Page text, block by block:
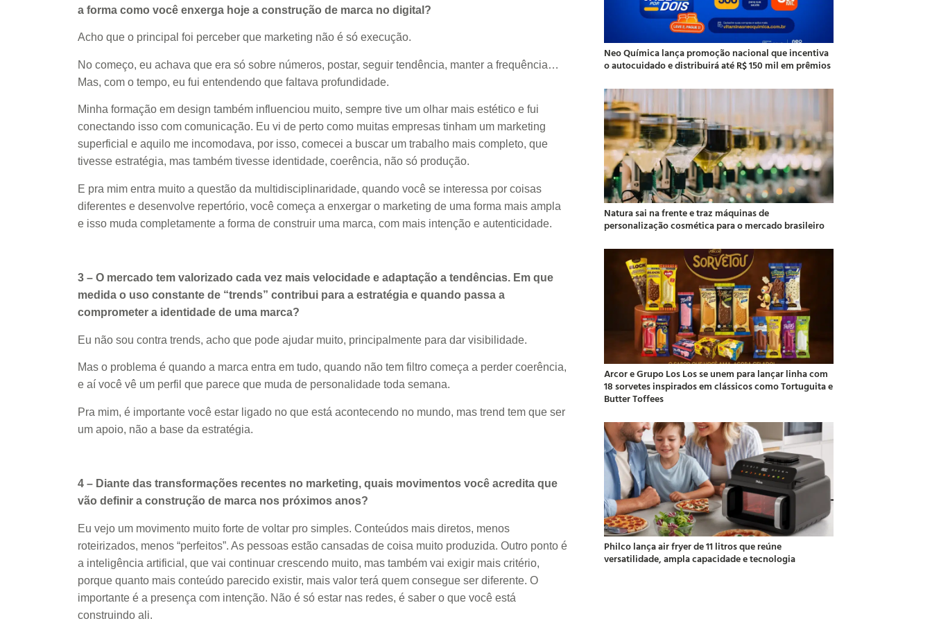
a forma como você enxerga hoje a construção de marca no digital?
Acho que o principal foi perceber que marketing não é só execução.
No começo, eu achava que era só sobre números, postar, seguir tendência, manter a frequência…
Mas, com o tempo, eu fui entendendo que faltava profundidade.
Minha formação em design também influenciou muito, sempre tive um olhar mais estético e fui
conectando isso com comunicação. Eu vi de perto como muitas empresas tinham um marketing
superficial e aquilo me incomodava, por isso, comecei a buscar um trabalho mais completo, que
tivesse estratégia, mas também tivesse identidade, coerência, não só produção.
E pra mim entra muito a questão da multidisciplinaridade, quando você se interessa por coisas
diferentes e desenvolve repertório, você começa a enxergar o marketing de uma forma mais ampla
e isso muda completamente a forma de construir uma marca, com mais intenção e autenticidade.
3 – O mercado tem valorizado cada vez mais velocidade e adaptação a tendências. Em que
medida o uso constante de “trends” contribui para a estratégia e quando passa a
comprometer a identidade de uma marca?
Eu não sou contra trends, acho que pode ajudar muito, principalmente para dar visibilidade.
Mas o problema é quando a marca entra em tudo, quando não tem filtro começa a perder coerência,
e aí você vê um perfil que parece que muda de personalidade toda semana.
Pra mim, é importante você estar ligado no que está acontecendo no mundo, mas trend tem que ser
um apoio, não a base da estratégia.
4 – Diante das transformações recentes no marketing, quais movimentos você acredita que
vão definir a construção de marca nos próximos anos?
Eu vejo um movimento muito forte de voltar pro simples. Conteúdos mais diretos, menos
roteirizados, menos “perfeitos”. As pessoas estão cansadas de coisa muito produzida. Outro ponto é
a inteligência artificial, que vai continuar crescendo muito, mas também vai exigir mais critério,
porque quanto mais conteúdo parecido existir, mais valor terá quem consegue ser diferente. O
importante é a presença com intenção. Não é só estar nas redes, é saber o que você está
construindo ali.
Neo Química lança promoção nacional que incentiva
o autocuidado e distribuirá até R$ 150 mil em prêmios
Natura sai na frente e traz máquinas de
personalização cosmética para o mercado brasileiro
Arcor e Grupo Los Los se unem para lançar linha com
18 sorvetes inspirados em clássicos como Tortuguita e
Butter Toffees
Philco lança air fryer de 11 litros que reúne
versatilidade, ampla capacidade e tecnologia